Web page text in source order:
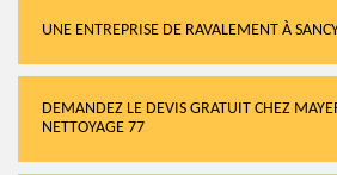
UNE ENTREPRISE DE RAVALEMENT À
DEMANDEZ LE DEVIS GRATUIT CHEZ
NETTOYAGE 77